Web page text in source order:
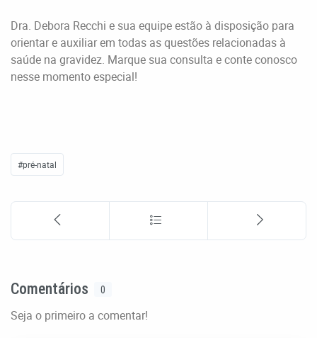
Dra. Debora Recchi e sua equipe estão à disposição para
orientar e auxiliar em todas as questões relacionadas à
saúde na gravidez. Marque sua consulta e conte conosco
nesse momento especial!
#pré-natal
Comentários 0
Seja o primeiro a comentar!